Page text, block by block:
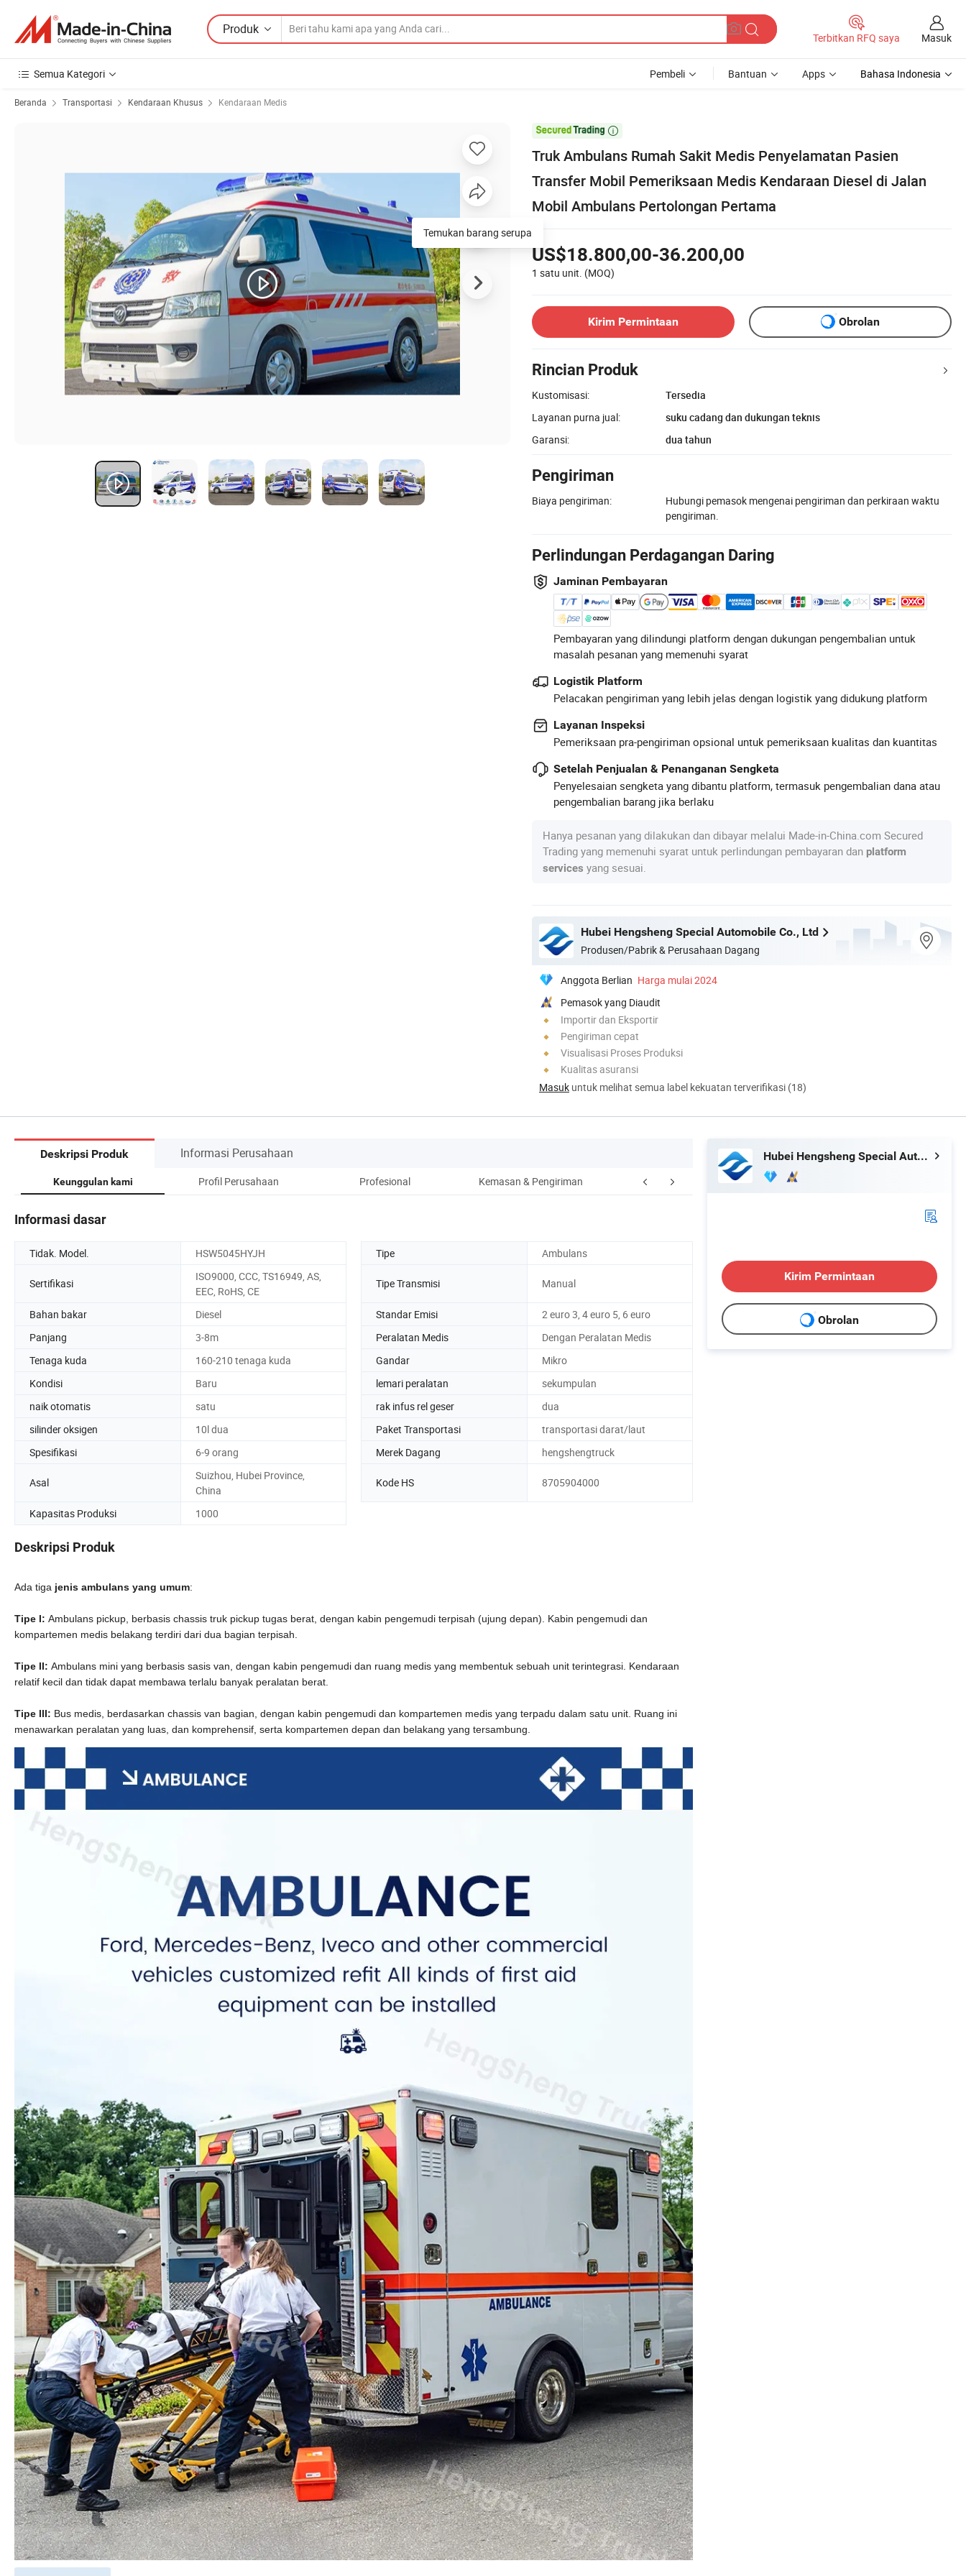
Produk
Terbitkan RFQ saya Masuk
Semua Kategori Pembeli Bantuan Apps Bahasa Indonesia
Beranda Transportasi Kendaraan Khusus Kendaraan Medis

Truk Ambulans Rumah Sakit Medis Penyelamatan Pasien
Transfer Mobil Pemeriksaan Medis Kendaraan Diesel di Jalan
Mobil Ambulans Pertolongan Pertama
US$18.800,00-36.200,00
1 satu unit. (MOQ)
Kirim Permintaan Obrolan
Rincian Produk
Kustomisasi:
Tersedia
Layanan purna jual:
suku cadang dan dukungan teknis
Garansi:
dua tahun
Pengiriman
Biaya pengiriman:
Hubungi pemasok mengenai pengiriman dan perkiraan waktu
pengiriman.
Perlindungan Perdagangan Daring
Jaminan Pembayaran
Pembayaran yang dilindungi platform dengan dukungan pengembalian untuk
masalah pesanan yang memenuhi syarat
Logistik Platform
Pelacakan pengiriman yang lebih jelas dengan logistik yang didukung platform
Layanan Inspeksi
Pemeriksaan pra-pengiriman opsional untuk pemeriksaan kualitas dan kuantitas
Setelah Penjualan & Penanganan Sengketa
Penyelesaian sengketa yang dibantu platform, termasuk pengembalian dana atau
pengembalian barang jika berlaku
Hanya pesanan yang dilakukan dan dibayar melalui Made-in-China.com Secured
Trading yang memenuhi syarat untuk perlindungan pembayaran dan platform
services yang sesuai.
Hubei Hengsheng Special Automobile Co., Ltd
Produsen/Pabrik & Perusahaan Dagang
Anggota Berlian Harga mulai 2024
Pemasok yang Diaudit
Importir dan Eksportir
Pengiriman cepat
Visualisasi Proses Produksi
Kualitas asuransi
Masuk untuk melihat semua label kekuatan terverifikasi (18)
Temukan barang serupa
Deskripsi Produk Informasi Perusahaan
Keunggulan kami Profil Perusahaan Profesional Kemasan & Pengiriman FAQ
Informasi dasar
Tidak. Model. HSW5045HYJH Tipe Ambulans
Sertifikasi
ISO9000, CCC, TS16949, AS,
EEC, RoHS, CE
Tipe Transmisi Manual
Bahan bakar Diesel Standar Emisi
2 euro 3, 4 euro 5, 6 euro
Panjang
3-8m Peralatan Medis
Dengan Peralatan Medis
Tenaga kuda
160-210 tenaga kuda Gandar
Mikro
Kondisi
Baru lemari peralatan
sekumpulan
naik otomatis
satu rak infus rel geser
dua
silinder oksigen
10l dua Paket Transportasi
transportasi darat/laut
Spesifikasi
6-9 orang Merek Dagang hengshengtruck
Asal
Suizhou, Hubei Province,
China
Kode HS 8705904000
Kapasitas Produksi 1000
Deskripsi Produk
Ada tiga jenis ambulans yang umum:
Tipe I: Ambulans pickup, berbasis chassis truk pickup tugas berat, dengan kabin pengemudi terpisah (ujung depan). Kabin pengemudi dan
kompartemen medis belakang terdiri dari dua bagian terpisah.
Tipe II: Ambulans mini yang berbasis sasis van, dengan kabin pengemudi dan ruang medis yang membentuk sebuah unit terintegrasi. Kendaraan
relatif kecil dan tidak dapat membawa terlalu banyak peralatan berat.
Tipe III: Bus medis, berdasarkan chassis van bagian, dengan kabin pengemudi dan kompartemen medis yang terpadu dalam satu unit. Ruang ini
menawarkan peralatan yang luas, dan komprehensif, serta kompartemen depan dan belakang yang tersambung.
Hubei Hengsheng Special Automobile Co., Ltd
Kirim Permintaan
Obrolan